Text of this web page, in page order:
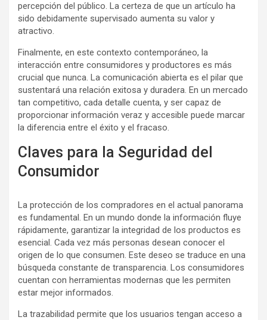
percepción del público. La certeza de que un artículo ha
sido debidamente supervisado aumenta su valor y
atractivo.
Finalmente, en este contexto contemporáneo, la
interacción entre consumidores y productores es más
crucial que nunca. La comunicación abierta es el pilar que
sustentará una relación exitosa y duradera. En un mercado
tan competitivo, cada detalle cuenta, y ser capaz de
proporcionar información veraz y accesible puede marcar
la diferencia entre el éxito y el fracaso.
Claves para la Seguridad del
Consumidor
La protección de los compradores en el actual panorama
es fundamental. En un mundo donde la información fluye
rápidamente, garantizar la integridad de los productos es
esencial. Cada vez más personas desean conocer el
origen de lo que consumen. Este deseo se traduce en una
búsqueda constante de transparencia. Los consumidores
cuentan con herramientas modernas que les permiten
estar mejor informados.
La trazabilidad permite que los usuarios tengan acceso a